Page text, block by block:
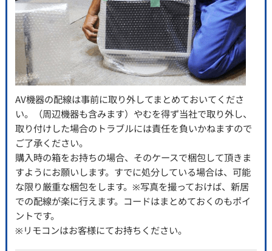
AV機器の配線は事前に取り外してまとめておいてくださ
い。（周辺機器も含みます）やむを得ず当社で取り外し、
取り付けした場合のトラブルには責任を負いかねますので
ご了承ください。
購入時の箱をお持ちの場合、そのケースで梱包して頂きま
すようにお願いします。すでに処分している場合は、可能
な限り厳重な梱包をします。※写真を撮っておけば、新居
での配線が楽に行えます。コードはまとめておくのもポイ
ントです。
※リモコンはお客様にてお持ちください。